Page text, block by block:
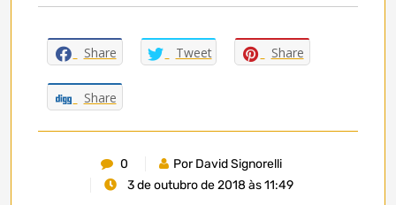
Share Tweet Share
Share
0
Por David Signorelli
3 de outubro de 2018 às 11:49